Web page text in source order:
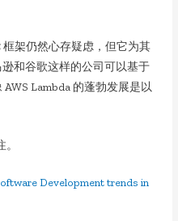
架仍然心存疑虑，但它为其
和谷歌这样的公司可以基于
Lambda 的蓬勃发展是以
Development trends in